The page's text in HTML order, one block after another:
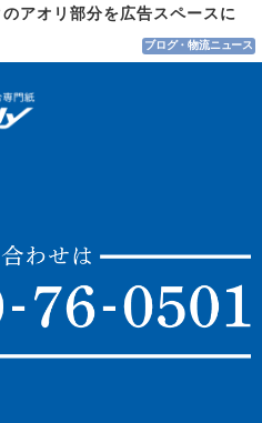
アオリ部分を広告スペースに
ブログ・物流ニュース